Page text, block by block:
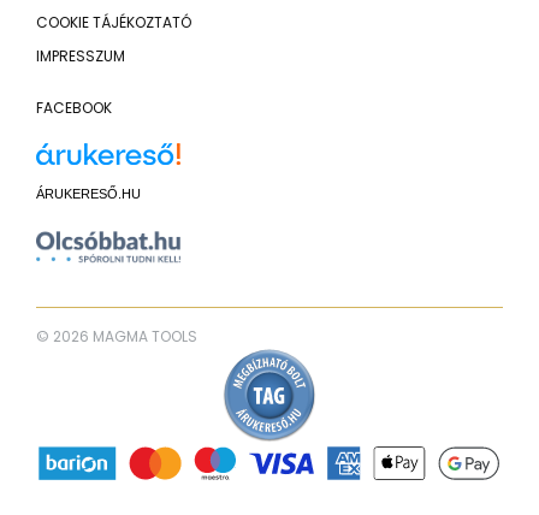
COOKIE TÁJÉKOZTATÓ
IMPRESSZUM
FACEBOOK
ÁRUKERESŐ.HU
© 2026 MAGMA TOOLS